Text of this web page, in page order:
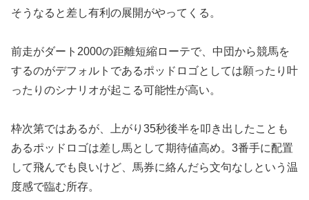
そうなると差し有利の展開がやってくる。
前走がダート2000の距離短縮ローテで、中団から競馬を
するのがデフォルトであるポッドロゴとしては願ったり叶
ったりのシナリオが起こる可能性が高い。
枠次第ではあるが、上がり35秒後半を叩き出したことも
あるポッドロゴは差し馬として期待値高め。3番手に配置
して飛んでも良いけど、馬券に絡んだら文句なしという温
度感で臨む所存。